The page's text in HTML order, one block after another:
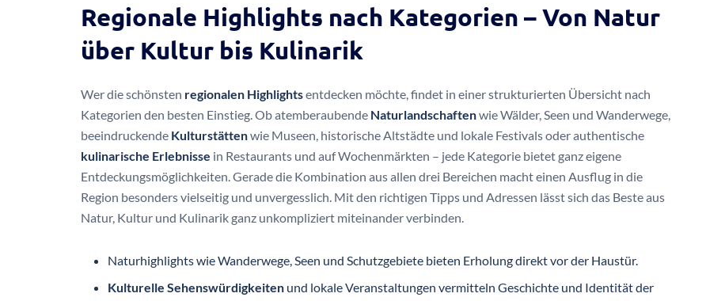
Regionale Highlights nach Kategorien – Von Natur
über Kultur bis Kulinarik
Wer die schönsten regionalen Highlightsentdecken möchte, findet in einer strukturierten Übersicht nach
Kategorien den besten Einstieg. Ob atemberaubende Naturlandschaftenwie Wälder, Seen und Wanderwege,
beeindruckende Kulturstättenwie Museen, historische Altstädte und lokale Festivals oder authentische
kulinarische Erlebnisse in Restaurants und auf Wochenmärkten – jede Kategorie bietet ganz eigene
Entdeckungsmöglichkeiten. Gerade die Kombination aus allen drei Bereichen macht einen Ausflug in die
Region besonders vielseitig und unvergesslich. Mit den richtigen Tipps und Adressen lässt sich das Beste aus
Natur, Kultur und Kulinarik ganz unkompliziert miteinander verbinden.
Naturhighlights wie Wanderwege, Seen und Schutzgebiete bieten Erholung direkt vor der Haustür.
Kulturelle Sehenswürdigkeiten und lokale Veranstaltungen vermitteln Geschichte und Identität der